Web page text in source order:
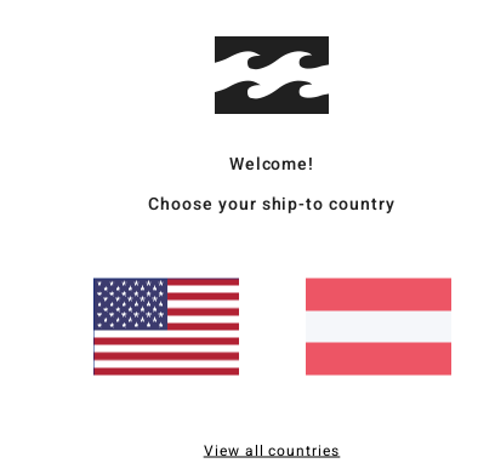
Durchschnittliche Bewertung
5.0
basierend auf3 verifizierten Bewertungen
Leistungs-Verhältnis
Größe
Welcome!
Choose your ship-to country
View all countries